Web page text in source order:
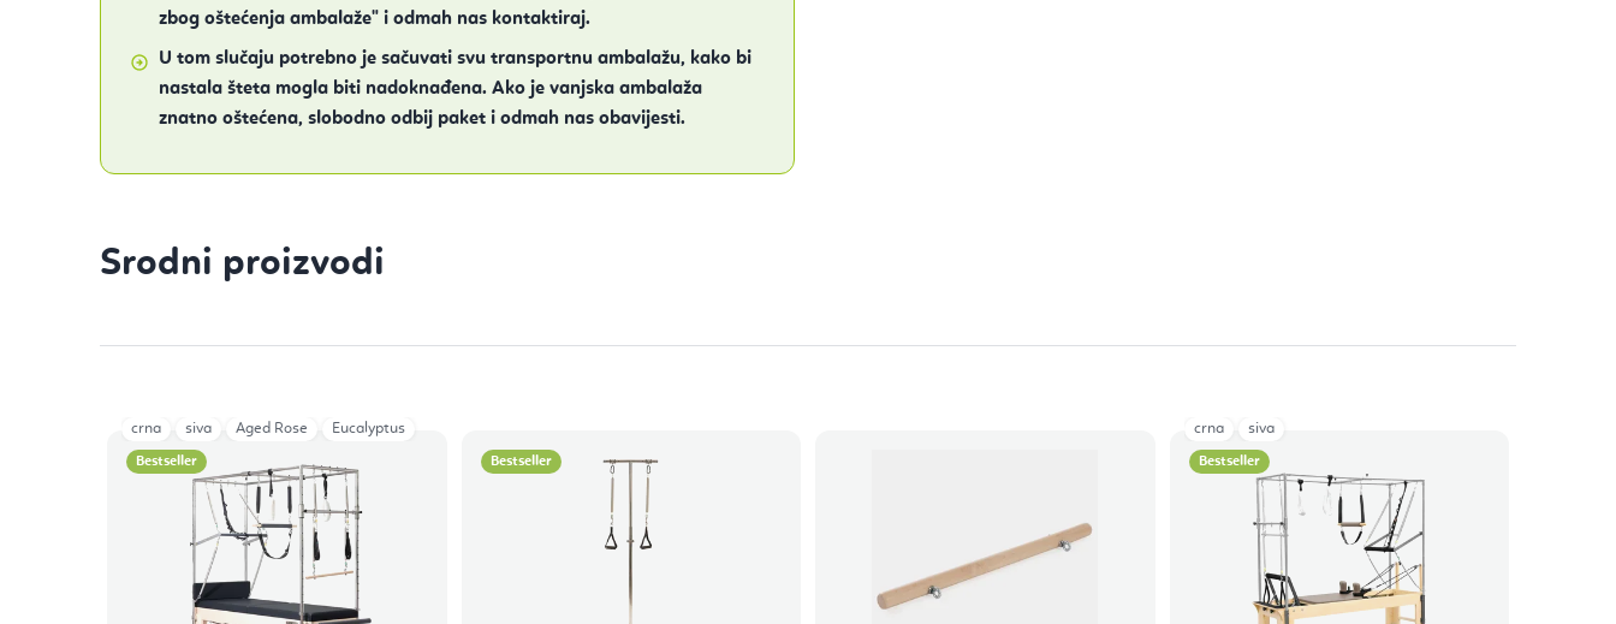
zbog oštećenja ambalaže" i odmah nas kontaktiraj.
U tom slučaju potrebno je sačuvati svu transportnu ambalažu, kako bi
nastala šteta mogla biti nadoknađena. Ako je vanjska ambalaža
znatno oštećena, slobodno odbij paket i odmah nas obavijesti.
Srodni proizvodi
Bestseller
crna siva Aged Rose Eucalyptus
Bestseller Bestseller
crna siva